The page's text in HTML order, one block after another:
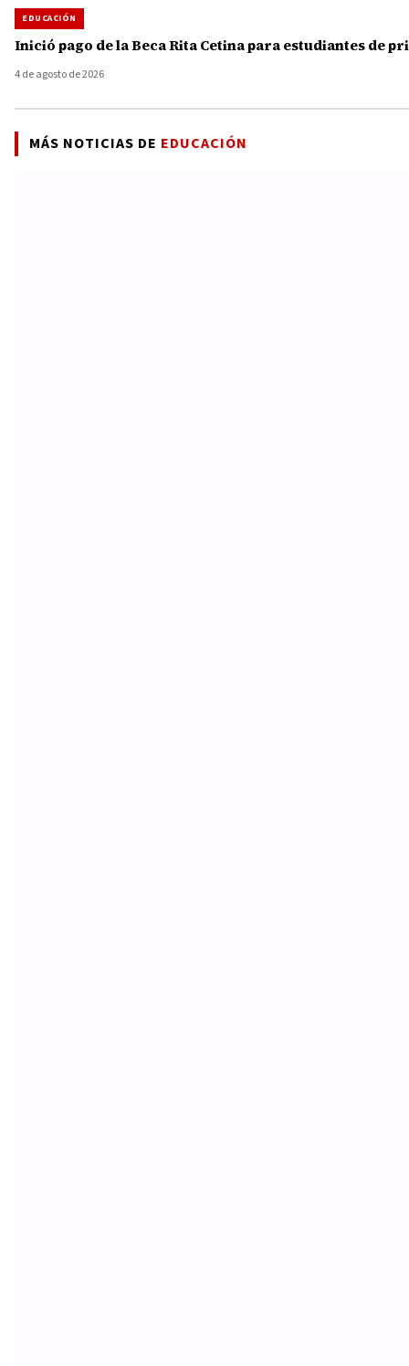
EDUCACIÓN
Inició pago de la Beca Rita Cetina para estudiantes de
4 de agosto de 2026
MÁS NOTICIAS DE EDUCACIÓN